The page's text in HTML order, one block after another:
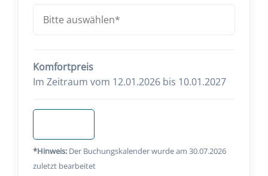
Komfortpreis
Im Zeitraum vom 12.01.2026 bis 10.01.2027
*Hinweis: Der Buchungskalender wurde am 30.07.2026
zuletzt bearbeitet